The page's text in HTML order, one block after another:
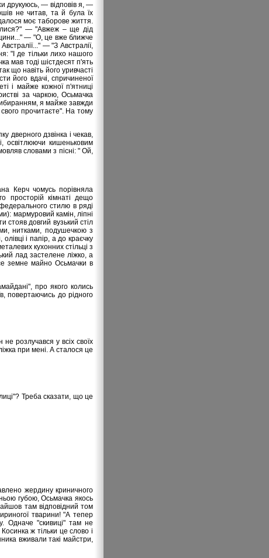
друкуюсь, — відповів я, —
не читав, та й була їх
моє таборове життя.
— "Авжеж – ще дід
— "О, це вже ближче
— "З Австралії,
"І де тільки лихо нашого
мав тоді шістдесят п'ять
що навіть його уривчасті
його вдачі, спричиненої
і майже кожної п'ятниці
за чаркою, Осьмачка
я майже завжди
прочитаєте". На тому
дверного дзвінка і чекав,
освітлюючи кишеньковим
словами з пісні: " Ой,
Керч чомусь порівняла
кімнаті дещо
стилю в ряді
мармуровий камін, ліпні
стояв довгий вузький стіл
нитками, подушечкою з
і папір, а до краєчку
кухонних стільці з
лад застелене ліжко, а
земне майно Осьмачки в
про якого колись
повертаючись до рідного
розлучався у всіх своїх
при мені. А сталося це
Треба сказати, що це
жердину криничного
губою, Осьмачка якось
там відповідний том
тварини! "А тепер
Одначе "скивиці" там не
ж тільки це слово і
вживали такі майстри,